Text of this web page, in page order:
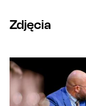
Zdjęcia